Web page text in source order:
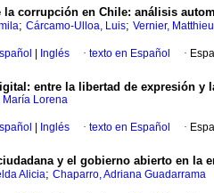
la corrupción en Chile: análisis
; Cárcamo-Ulloa, Luis; Vernier, Matthieu
Inglés · texto en Español ·
entre la libertad de expresión
María Lorena
Inglés · texto en Español ·
y el gobierno abierto en la
Alicia; Chaparro, Adriana Guadarrama